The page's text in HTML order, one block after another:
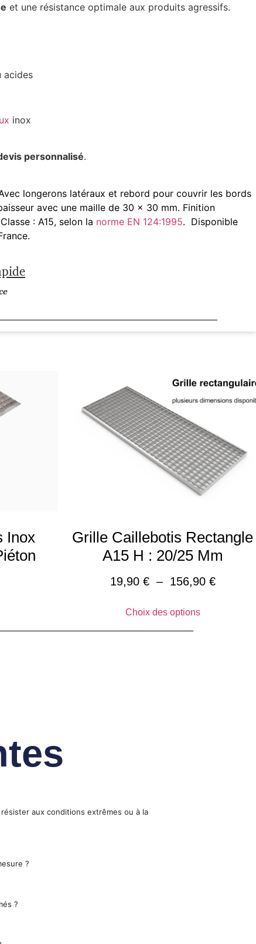
et une résistance optimale aux produits agressifs.
acides
inox
personnalisé.
longerons latéraux et rebord pour couvrir les bords
avec une maille de 30 × 30 mm. Finition
: A15, selon la norme EN 124:1995. Disponible
Inox
Grille Caillebotis Rectangle
A15 H : 20/25 Mm
19,90 € – 156,90 €
Choix des options
aux conditions extrêmes ou à la
?
?